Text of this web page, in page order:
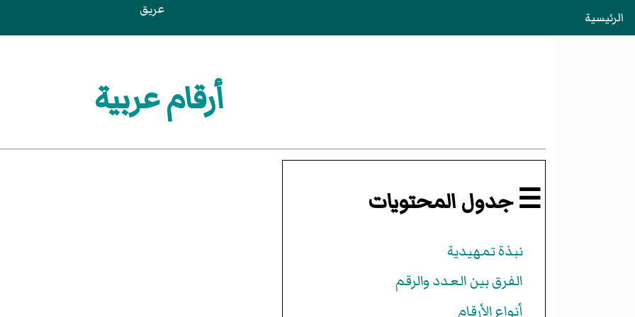
الرئيسية عريق
أرقام عربية
☰ جدول المحتويات
نبذة تمهيدية
الفرق بين العدد والرقم
أنواع الأرقام